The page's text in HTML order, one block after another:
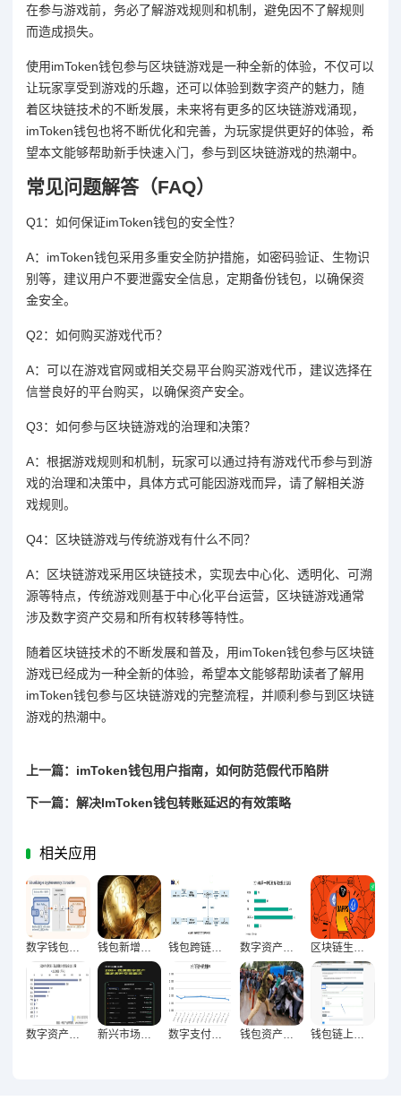
在参与游戏前，务必了解游戏规则和机制，避免因不了解规则
而造成损失。
使用imToken钱包参与区块链游戏是一种全新的体验，不仅可以
让玩家享受到游戏的乐趣，还可以体验到数字资产的魅力，随
着区块链技术的不断发展，未来将有更多的区块链游戏涌现，
imToken钱包也将不断优化和完善，为玩家提供更好的体验，希
望本文能够帮助新手快速入门，参与到区块链游戏的热潮中。
常见问题解答（FAQ）
Q1：如何保证imToken钱包的安全性？
A：imToken钱包采用多重安全防护措施，如密码验证、生物识
别等，建议用户不要泄露安全信息，定期备份钱包，以确保资
金安全。
Q2：如何购买游戏代币？
A：可以在游戏官网或相关交易平台购买游戏代币，建议选择在
信誉良好的平台购买，以确保资产安全。
Q3：如何参与区块链游戏的治理和决策？
A：根据游戏规则和机制，玩家可以通过持有游戏代币参与到游
戏的治理和决策中，具体方式可能因游戏而异，请了解相关游
戏规则。
Q4：区块链游戏与传统游戏有什么不同？
A：区块链游戏采用区块链技术，实现去中心化、透明化、可溯
源等特点，传统游戏则基于中心化平台运营，区块链游戏通常
涉及数字资产交易和所有权转移等特性。
随着区块链技术的不断发展和普及，用imToken钱包参与区块链
游戏已经成为一种全新的体验，希望本文能够帮助读者了解用
imToken钱包参与区块链游戏的完整流程，并顺利参与到区块链
游戏的热潮中。
上一篇：imToken钱包用户指南，如何防范假代币陷阱
下一篇：解决ImToken钱包转账延迟的有效策略
相关应用
数字钱包高峰时段交易行为密码破译与用户习惯全维度曝光 钱包新增地址质量与高价值用户增长的深度关联及实践路径 钱包跨链交易量首破关键节点，区块链生态融合里程碑达成 数字资产新纪元，钱包地址集中度下降与去中心化深层演进 区块链生态里程碑，钱包连接DApp数量激增背后的技术突破与行业变革
数字资产生态革命，钱包与NFT交互数据增长的新坐标 新兴市场崛起与钱包用户激增60%驱动下的全球金融新格局 数字支付生态重构驱动钱包交易量倍增与市场跃升密码 钱包资产规模创新高，信心回暖的逻辑与未来展望 钱包链上交互次数创历史新高，DeFi生态驱动效应凸显